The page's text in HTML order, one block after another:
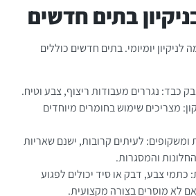
בתים חדשים
לניקיון יומיומי. בתים חדשים כוללים
כבד: נגררים מעבודות ריצוף, צבע וטיח.
מצריכים שימוש בחומרים מיוחדים
ומשקופים: לעיתים קרובות, ישנם שאריות
והמסגרות.
כתמי צבע, דבק או סיד יכולים לפגוע
לא מוסרים בצורה מקצועית.